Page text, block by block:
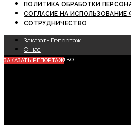
ПОЛИТИКА ОБРАБОТКИ
СОГЛАСИЕ НА ИСПОЛЬЗОВАНИЕ
СОТРУДНИЧЕСТВО
Заказать Репортаж
О нас
Сотрудничество
ЗАКАЗАТЬ РЕПОРТАЖ